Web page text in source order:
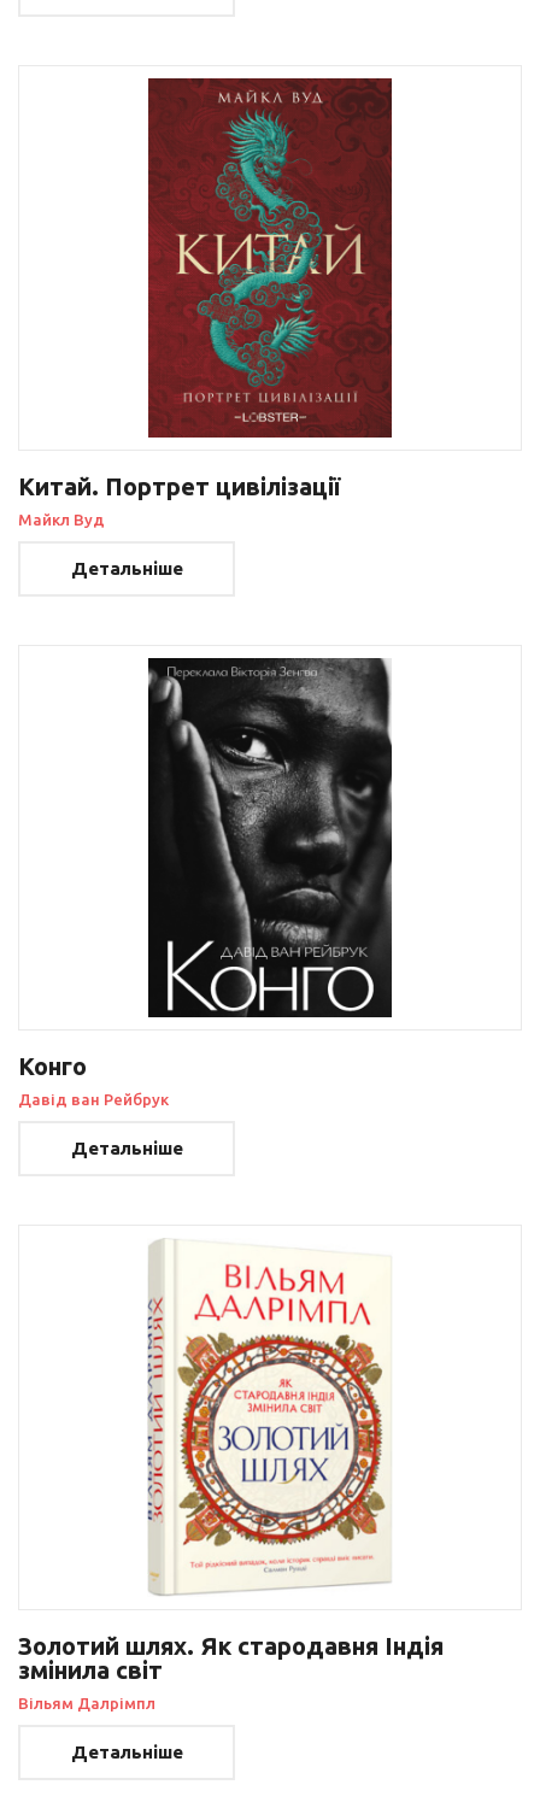
Китай. Портрет цивілізації
Майкл Вуд
Детальніше
Конго
Давід ван Рейбрук
Детальніше
Золотий шлях. Як стародавня Індія
змінила світ
Вільям Далрімпл
Детальніше